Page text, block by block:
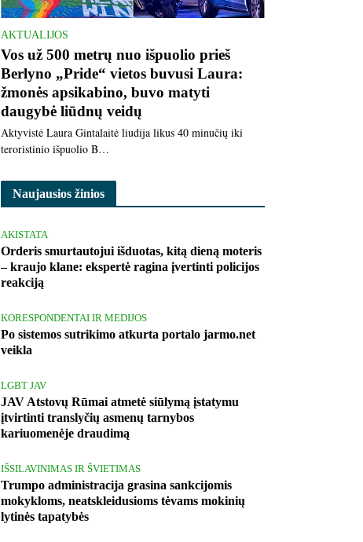
AKTUALIJOS
Vos už 500 metrų nuo išpuolio prieš
Berlyno „Pride“ vietos buvusi Laura:
žmonės apsikabino, buvo matyti
daugybė liūdnų veidų
Aktyvistė Laura Gintalaitė liudija likus 40 minučių iki
teroristinio išpuolio B…
Naujausios žinios
AKISTATA
Orderis smurtautojui išduotas, kitą dieną moteris
– kraujo klane: ekspertė ragina įvertinti policijos
reakciją
KORESPONDENTAI IR MEDIJOS
Po sistemos sutrikimo atkurta portalo jarmo.net
veikla
LGBT JAV
JAV Atstovų Rūmai atmetė siūlymą įstatymu
įtvirtinti translyčių asmenų tarnybos
kariuomenėje draudimą
IŠSILAVINIMAS IR ŠVIETIMAS
Trumpo administracija grasina sankcijomis
mokykloms, neatskleidusioms tėvams mokinių
lytinės tapatybės